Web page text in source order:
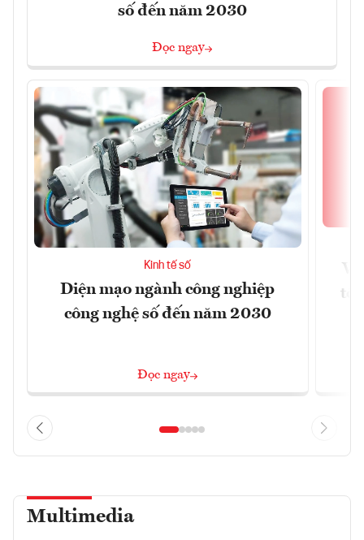
số đến năm 2030
Đọc ngay
Kinh tế số
Diện mạo ngành công nghiệp
công nghệ số đến năm 2030
Đọc ngay
tối
Multimedia